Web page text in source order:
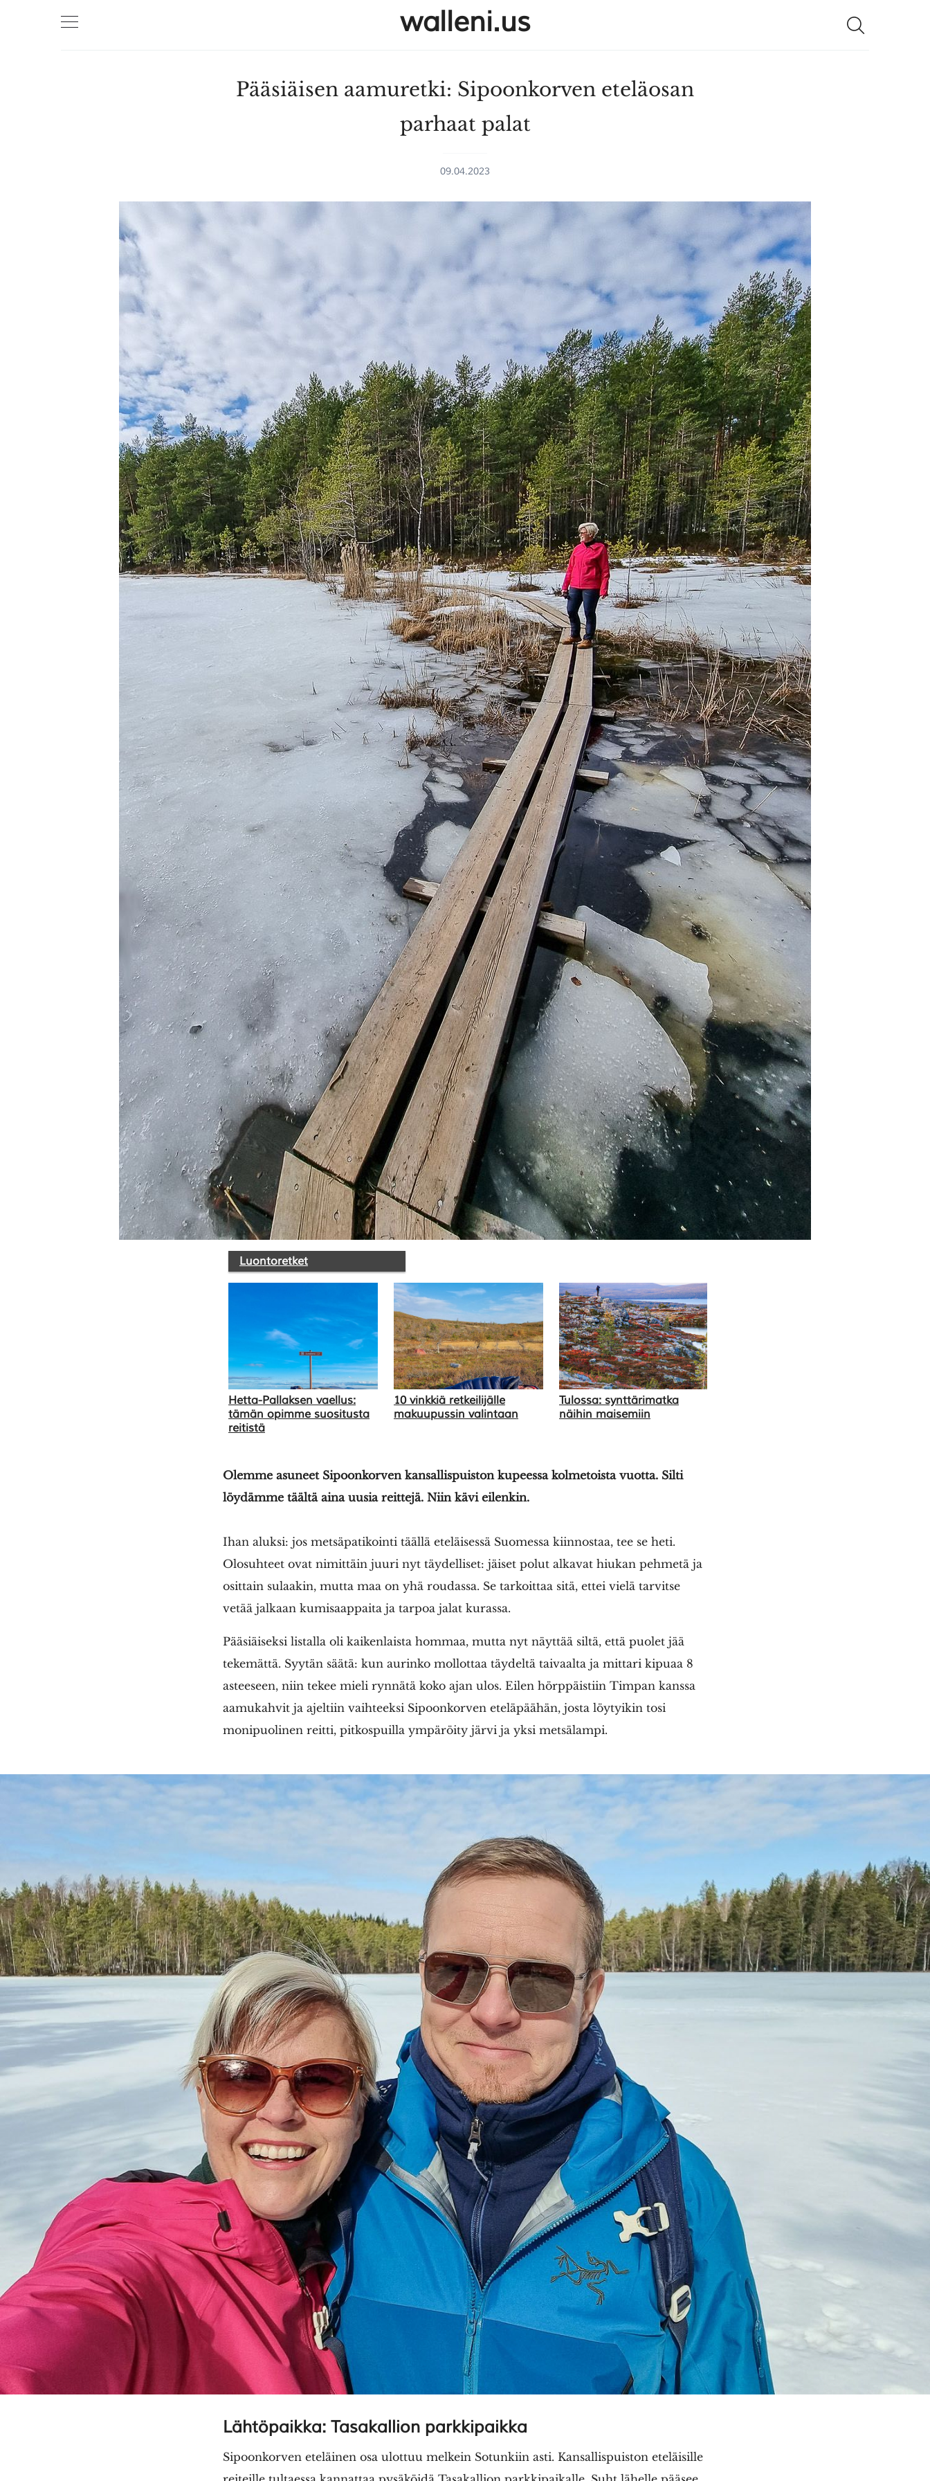
walleni.us
SULJE HAKU ✕
Pääsiäisen aamuretki: Sipoonkorven eteläosan
parhaat palat
09.04.2023
Luontoretket
Hetta-Pallaksen vaellus:
tämän opimme suositusta
reitistä
10 vinkkiä retkeilijälle
makuupussin valintaan
Tulossa: synttärimatka
näihin maisemiin
Olemme asuneet Sipoonkorven kansallispuiston kupeessa kolmetoista vuotta. Silti
löydämme täältä aina uusia reittejä. Niin kävi eilenkin.
Ihan aluksi: jos metsäpatikointi täällä eteläisessä Suomessa kiinnostaa, tee se heti.
Olosuhteet ovat nimittäin juuri nyt täydelliset: jäiset polut alkavat hiukan pehmetä ja
osittain sulaakin, mutta maa on yhä roudassa. Se tarkoittaa sitä, ettei vielä tarvitse
vetää jalkaan kumisaappaita ja tarpoa jalat kurassa.
Pääsiäiseksi listalla oli kaikenlaista hommaa, mutta nyt näyttää siltä, että puolet jää
tekemättä. Syytän säätä: kun aurinko mollottaa täydeltä taivaalta ja mittari kipuaa 8
asteeseen, niin tekee mieli rynnätä koko ajan ulos. Eilen hörppäistiin Timpan kanssa
aamukahvit ja ajeltiin vaihteeksi Sipoonkorven eteläpäähän, josta löytyikin tosi
monipuolinen reitti, pitkospuilla ympäröity järvi ja yksi metsälampi.
Lähtöpaikka: Tasakallion parkkipaikka
Sipoonkorven eteläinen osa ulottuu melkein Sotunkiin asti. Kansallispuiston eteläisille